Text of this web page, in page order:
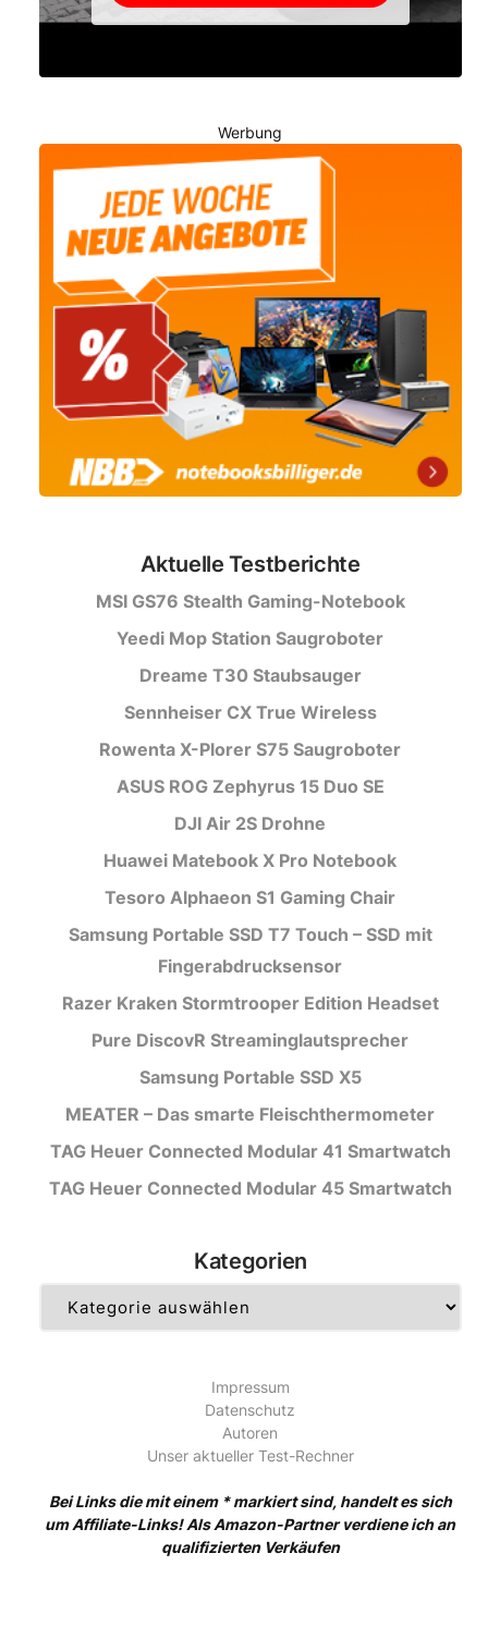
Werbung
Aktuelle Testberichte
MSI GS76 Stealth Gaming-Notebook
Yeedi Mop Station Saugroboter
Dreame T30 Staubsauger
Sennheiser CX True Wireless
Rowenta X-Plorer S75 Saugroboter
ASUS ROG Zephyrus 15 Duo SE
DJI Air 2S Drohne
Huawei Matebook X Pro Notebook
Tesoro Alphaeon S1 Gaming Chair
Samsung Portable SSD T7 Touch – SSD mit
Fingerabdrucksensor
Razer Kraken Stormtrooper Edition Headset
Pure DiscovR Streaminglautsprecher
Samsung Portable SSD X5
MEATER – Das smarte Fleischthermometer
TAG Heuer Connected Modular 41 Smartwatch
TAG Heuer Connected Modular 45 Smartwatch
Kategorien
Impressum
Datenschutz
Autoren
Unser aktueller Test-Rechner
Bei Links die mit einem * markiert sind, handelt es sich
um Affiliate-Links! Als Amazon-Partner verdiene ich an
qualifizierten Verkäufen